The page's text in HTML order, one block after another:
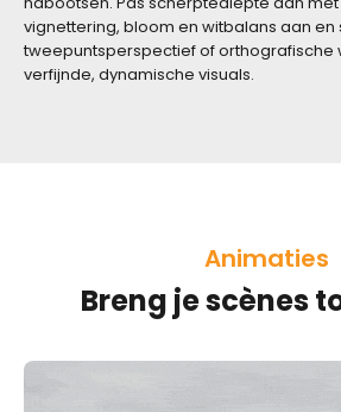
vignettering, bloom en witbalans aan en
tweepuntsperspectief of orthografische
verfijnde, dynamische visuals.
Animaties
Breng je scènes